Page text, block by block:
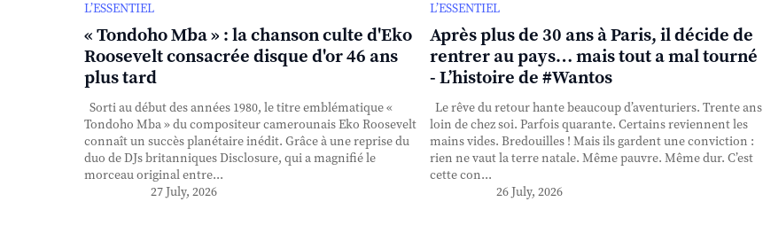
L’ESSENTIEL
« Tondoho Mba » : la chanson culte d'Eko
Roosevelt consacrée disque d'or 46 ans
plus tard
Sorti au début des années 1980, le titre emblématique «
Tondoho Mba » du compositeur camerounais Eko Roosevelt
connaît un succès planétaire inédit. Grâce à une reprise du
duo de DJs britanniques Disclosure, qui a magnifié le
morceau original entre...
27 July, 2026
L’ESSENTIEL
Après plus de 30 ans à Paris, il décide de
rentrer au pays… mais tout a mal tourné
- L’histoire de #Wantos
Le rêve du retour hante beaucoup d’aventuriers. Trente ans
loin de chez soi. Parfois quarante. Certains reviennent les
mains vides. Bredouilles ! Mais ils gardent une conviction :
rien ne vaut la terre natale. Même pauvre. Même dur. C’est
cette con...
26 July, 2026